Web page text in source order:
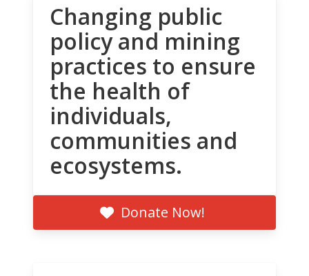
Changing public
policy and mining
practices to ensure
the health of
individuals,
communities and
ecosystems.
Donate Now!